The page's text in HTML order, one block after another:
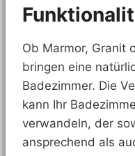
Ob Marmor, Granit
bringen eine
Badezimmer. Die
kann Ihr
verwandeln, der
ansprechend als